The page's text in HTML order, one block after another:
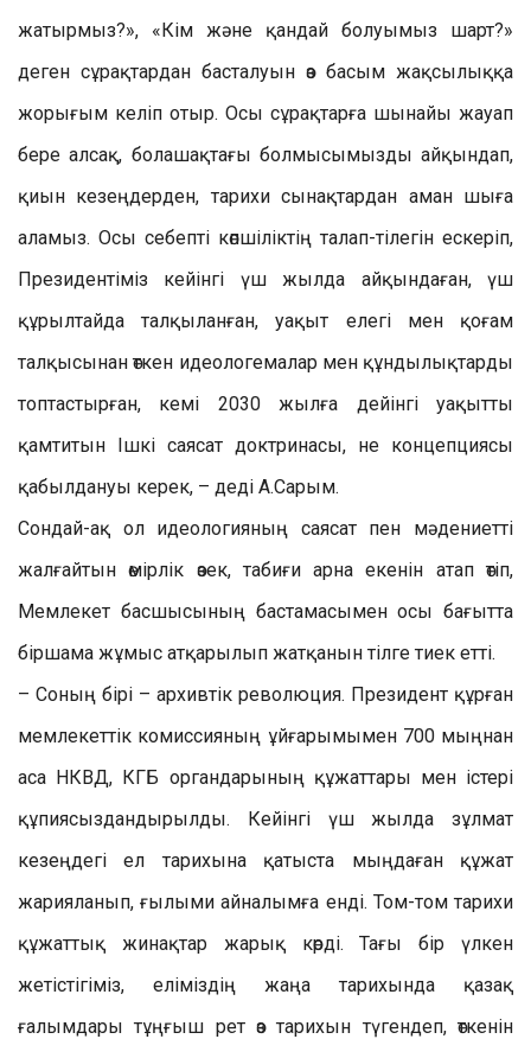
жатырмыз?», «Кім және қандай болуымыз шарт?»
деген сұрақтардан басталуын өз басым жақсылыққа
жорығым келіп отыр. Осы сұрақтарға шынайы жауап
бере алсақ, болашақтағы болмысымызды айқындап,
қиын кезеңдерден, тарихи сынақтардан аман шыға
аламыз. Осы себепті көпшіліктің талап-тілегін ескеріп,
Президентіміз кейінгі үш жылда айқындаған, үш
құрылтайда талқыланған, уақыт елегі мен қоғам
талқысынан өткен идеологемалар мен құндылықтарды
топтастырған, кемі 2030 жылға дейінгі уақытты
қамтитын Ішкі саясат доктринасы, не концепциясы
қабылдануы керек, – деді А.Сарым.
Сондай-ақ ол идеологияның саясат пен мәдениетті
жалғайтын өмірлік өзек, табиғи арна екенін атап өтіп,
Мемлекет басшысының бастамасымен осы бағытта
біршама жұмыс атқарылып жатқанын тілге тиек етті.
– Соның бірі – архивтік революция. Президент құрған
мемлекеттік комиссияның ұйғарымымен 700 мыңнан
аса НКВД, КГБ органдарының құжаттары мен істері
құпиясыздандырылды. Кейінгі үш жылда зұлмат
кезеңдегі ел тарихына қатыста мыңдаған құжат
жарияланып, ғылыми айналымға енді. Том-том тарихи
құжаттық жинақтар жарық көрді. Тағы бір үлкен
жетістігіміз, еліміздің жаңа тарихында қазақ
ғалымдары тұңғыш рет өз тарихын түгендеп, өткенін